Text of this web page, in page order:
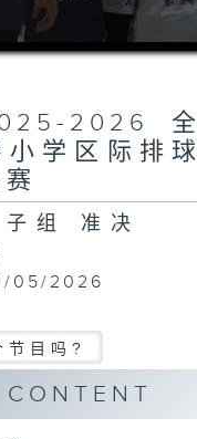
2026全
小学区际排球
子组 准决
05/2026
节目吗?
CONTENT